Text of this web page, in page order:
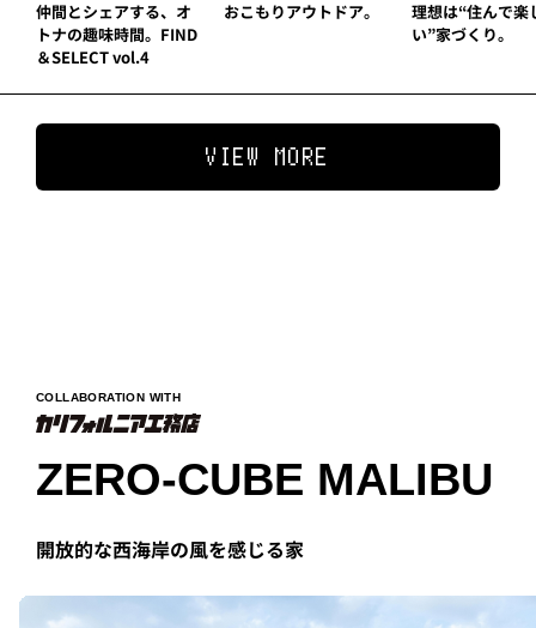
仲間とシェアする、オ
トナの趣味時間。FIND
＆SELECT vol.4
おこもりアウトドア。
理想は“住んで楽
い”家づくり。
VIEW MORE
COLLABORATION WITH
ZERO-CUBE MALIBU
開放的な西海岸の風を感じる家